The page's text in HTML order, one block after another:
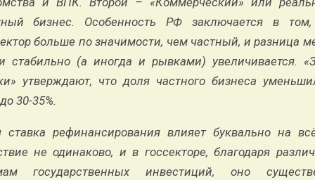
бизнес. Особенность РФ заключается в
больше по значимости, чем частный, и разница
стабильно (а иногда и рывками) увеличивается.
утверждают, что доля частного бизнеса
30-35%.
ставка рефинансирования влияет буквально на
не одинаково, и в госсекторе, благодаря
государственных инвестиций, оно